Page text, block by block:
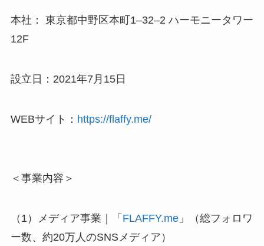
本社： 東京都中野区本町1‒32‒2 ハーモニータワー
12F
設立日：2021年7月15日
WEBサイト： https://flaffy.me/
＜事業内容＞
（1）メディア事業｜「 FLAFFY.me」（総フォロワ
ー数、約20万人のSNSメディア）